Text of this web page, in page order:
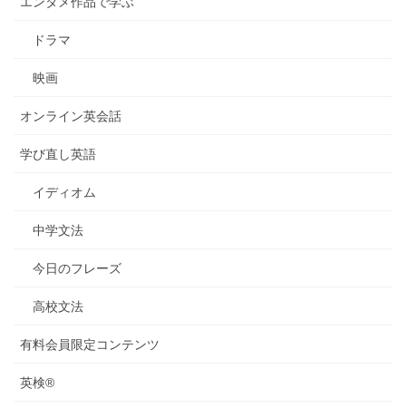
ドラマ
映画
オンライン英会話
学び直し英語
イディオム
中学文法
今日のフレーズ
高校文法
有料会員限定コンテンツ
英検®